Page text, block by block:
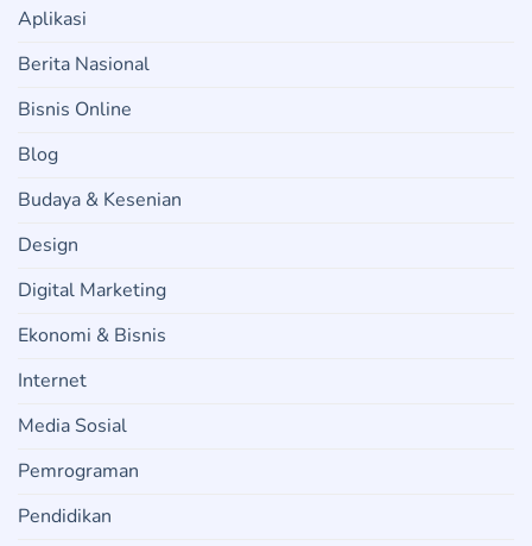
Aplikasi
Berita Nasional
Bisnis Online
Blog
Budaya & Kesenian
Design
Digital Marketing
Ekonomi & Bisnis
Internet
Media Sosial
Pemrograman
Pendidikan